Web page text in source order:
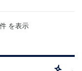
を表示